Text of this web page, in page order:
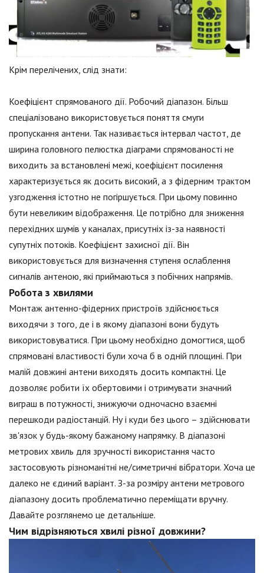
Крім перелічених, слід знати:
Коефіцієнт спрямованого дії. Робочий діапазон. Більш
спеціалізовано використовується поняття смуги
пропускання антени. Так називається інтервал частот, де
ширина головного пелюстка діаграми спрямованості не
виходить за встановлені межі, коефіцієнт посилення
характеризується як досить високий, а з фідерним трактом
узгодження істотно не погіршується. При цьому повинно
бути невеликим відображення. Це потрібно для зниження
перехідних шумів у каналах, присутніх із-за наявності
супутніх потоків. Коефіцієнт захисної дії. Він
використовується для визначення ступеня ослаблення
сигналів антеною, які приймаються з побічних напрямів.
Робота з хвилями
Монтаж антенно-фідерних пристроїв здійснюється
виходячи з того, де і в якому діапазоні вони будуть
використовуватися. При цьому необхідно домогтися, щоб
спрямовані властивості були хоча б в одній площині. При
малій довжині антени виходять досить компактні. Це
дозволяє робити їх обертовими і отримувати значний
виграш в потужності, знижуючи одночасно взаємні
перешкоди радіостанцій. Ну і куди без цього – здійснювати
зв'язок у будь-якому бажаному напрямку. В діапазоні
метрових хвиль для зручності використання часто
застосовують різноманітні не/симетричні вібратори. Хоча це
далеко не єдиний варіант. З-за розміру антени метрового
діапазону досить проблематично переміщати вручну.
Давайте розглянемо це детальніше.
Чим відрізняються хвилі різної довжини?